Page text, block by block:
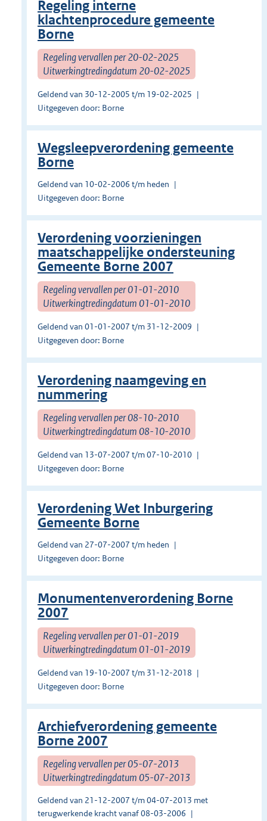
Regeling interne
klachtenprocedure gemeente
Borne
Regeling vervallen per 20-02-2025
Uitwerkingtredingdatum 20-02-2025
Geldend van 30-12-2005 t/m 19-02-2025
Uitgegeven door: Borne
Wegsleepverordening gemeente
Borne
Geldend van 10-02-2006 t/m heden
Uitgegeven door: Borne
Verordening voorzieningen
maatschappelijke ondersteuning
Gemeente Borne 2007
Regeling vervallen per 01-01-2010
Uitwerkingtredingdatum 01-01-2010
Geldend van 01-01-2007 t/m 31-12-2009
Uitgegeven door: Borne
Verordening naamgeving en
nummering
Regeling vervallen per 08-10-2010
Uitwerkingtredingdatum 08-10-2010
Geldend van 13-07-2007 t/m 07-10-2010
Uitgegeven door: Borne
Verordening Wet Inburgering
Gemeente Borne
Geldend van 27-07-2007 t/m heden
Uitgegeven door: Borne
Monumentenverordening Borne
2007
Regeling vervallen per 01-01-2019
Uitwerkingtredingdatum 01-01-2019
Geldend van 19-10-2007 t/m 31-12-2018
Uitgegeven door: Borne
Archiefverordening gemeente
Borne 2007
Regeling vervallen per 05-07-2013
Uitwerkingtredingdatum 05-07-2013
Geldend van 21-12-2007 t/m 04-07-2013 met
terugwerkende kracht vanaf 08-03-2006